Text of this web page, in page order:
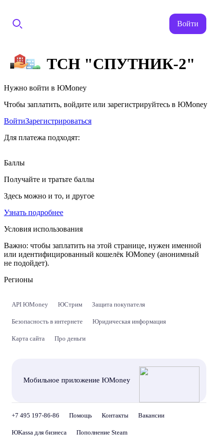
Войти
ТСН "СПУТНИК-2"
Нужно войти в ЮMoney
Чтобы заплатить, войдите или зарегистрируйтесь в ЮMoney
ВойтиЗарегистрироваться
Для платежа подходят:
Баллы
Получайте и тратьте баллы
Здесь можно и то, и другое
Узнать подробнее
Условия использования
Важно: чтобы заплатить на этой странице, нужен именной
или идентифицированный кошелёк ЮMoney (анонимный
не подойдет).
Регионы
API ЮMoney ЮСтрим Защита покупателя
Безопасность в интернете Юридическая информация
Карта сайта Про деньги
Мобильное приложение ЮMoney
+7 495 197-86-86 Помощь Контакты Вакансии
ЮKassa для бизнеса Пополнение Steam